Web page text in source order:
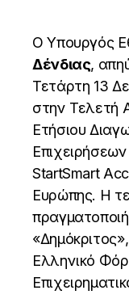
Ο Υπουργός
Δένδιας,
Τετάρτη 13
στην Τελετή
Ετήσιου
StartSmart
Ευρώπης. Η
Ελληνικό